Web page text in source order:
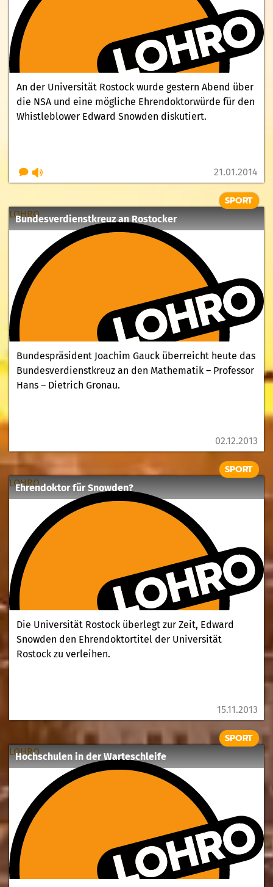
An der Universität Rostock wurde gestern Abend über
die NSA und eine mögliche Ehrendoktorwürde für den
Whistleblower Edward Snowden diskutiert.
21.01.2014
LOHRO
Bundesverdienstkreuz an Rostocker
SPORT
Bundespräsident Joachim Gauck überreicht heute das
Bundesverdienstkreuz an den Mathematik – Professor
Hans – Dietrich Gronau.
02.12.2013
LOHRO
Ehrendoktor für Snowden?
SPORT
Die Universität Rostock überlegt zur Zeit, Edward
Snowden den Ehrendoktortitel der Universität
Rostock zu verleihen.
15.11.2013
LOHRO
Hochschulen in der Warteschleife
SPORT